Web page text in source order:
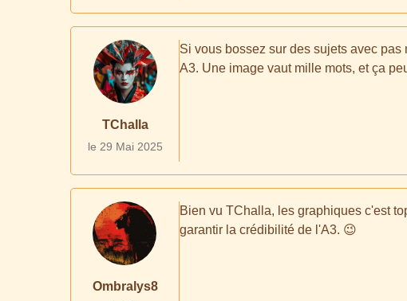
TChalla
le 29 Mai 2025
Si vous bossez sur des sujets avec
A3. Une image vaut mille mots, et ça
Ombralys8
Bien vu TChalla, les graphiques c'est
garantir la crédibilité de l'A3. 😉